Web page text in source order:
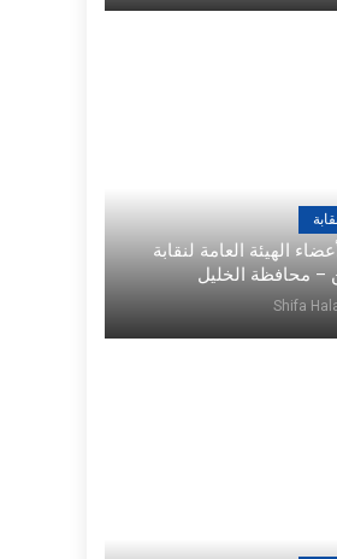
الهيئة العامة لنقابة
– محافظة الخليل
Shifa